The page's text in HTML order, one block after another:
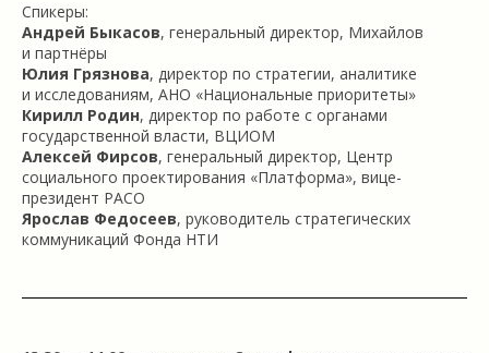
Спикеры:
Андрей Быкасов, генеральный директор, Михайлов
и партнёры
Юлия Грязнова, директор по стратегии, аналитике
и исследованиям, АНО «Национальные приоритеты»
Кирилл Родин, директор по работе с органами
государственной власти, ВЦИОМ
Алексей Фирсов, генеральный директор, Центр
социального проектирования «Платформа», вице-
президент РАСО
Ярослав Федосеев, руководитель стратегических
коммуникаций Фонда НТИ